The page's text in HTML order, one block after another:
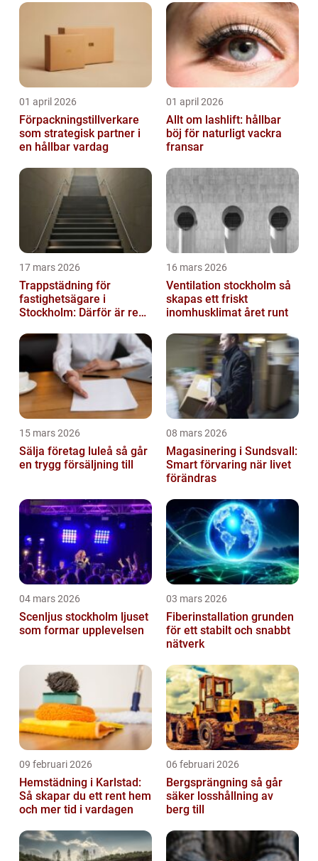
01 april 2026
Förpackningstillverkare
som strategisk partner i
en hållbar vardag
01 april 2026
Allt om lashlift: hållbar
böj för naturligt vackra
fransar
17 mars 2026
Trappstädning för
fastighetsägare i
Stockholm: Därför är rena
investering
16 mars 2026
Ventilation stockholm så
skapas ett friskt
inomhusklimat året runt
15 mars 2026
Sälja företag luleå så går
en trygg försäljning till
08 mars 2026
Magasinering i Sundsvall:
Smart förvaring när livet
förändras
04 mars 2026
Scenljus stockholm ljuset
som formar upplevelsen
03 mars 2026
Fiberinstallation grunden
för ett stabilt och snabbt
nätverk
09 februari 2026
Hemstädning i Karlstad:
Så skapar du ett rent hem
och mer tid i vardagen
06 februari 2026
Bergsprängning så går
säker losshållning av
berg till